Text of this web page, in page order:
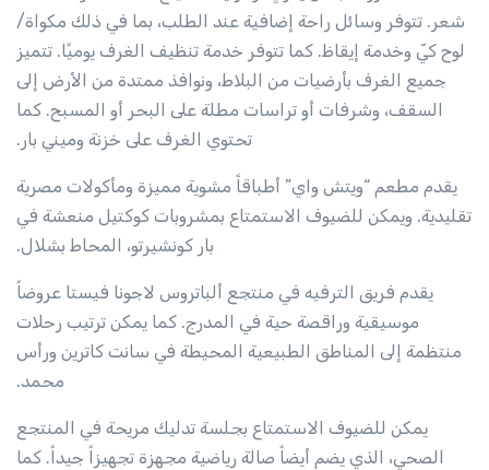
شعر. تتوفر وسائل راحة إضافية عند الطلب، بما في ذلك مكواة/
لوح كيّ وخدمة إيقاظ. كما تتوفر خدمة تنظيف الغرف يوميًا. تتميز
جميع الغرف بأرضيات من البلاط، ونوافذ ممتدة من الأرض إلى
السقف، وشرفات أو تراسات مطلة على البحر أو المسبح. كما
تحتوي الغرف على خزنة وميني بار.
يقدم مطعم “ويتش واي” أطباقاً مشوية مميزة ومأكولات مصرية
تقليدية. ويمكن للضيوف الاستمتاع بمشروبات كوكتيل منعشة في
بار كونشيرتو، المحاط بشلال.
يقدم فريق الترفيه في منتجع ألباتروس لاجونا فيستا عروضاً
موسيقية وراقصة حية في المدرج. كما يمكن ترتيب رحلات
منتظمة إلى المناطق الطبيعية المحيطة في سانت كاترين ورأس
محمد.
يمكن للضيوف الاستمتاع بجلسة تدليك مريحة في المنتجع
الصحي، الذي يضم أيضاً صالة رياضية مجهزة تجهيزاً جيداً. كما